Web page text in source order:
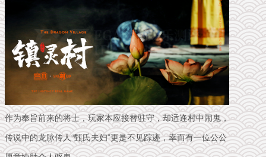
作为奉旨前来的将士，玩家本应接替驻守，却适逢村中闹鬼，
传说中的龙脉传人“甄氏夫妇”更是不见踪迹，幸而有一位公公